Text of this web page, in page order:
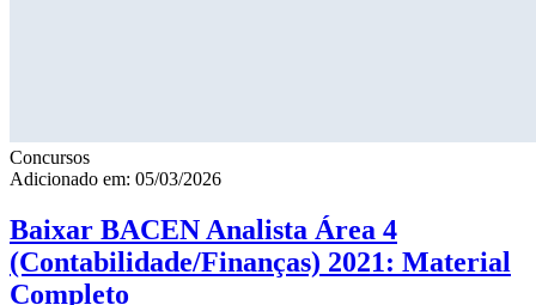
Concursos
Adicionado em: 05/03/2026
Baixar BACEN Analista Área 4
(Contabilidade/Finanças) 2021: Material
Completo